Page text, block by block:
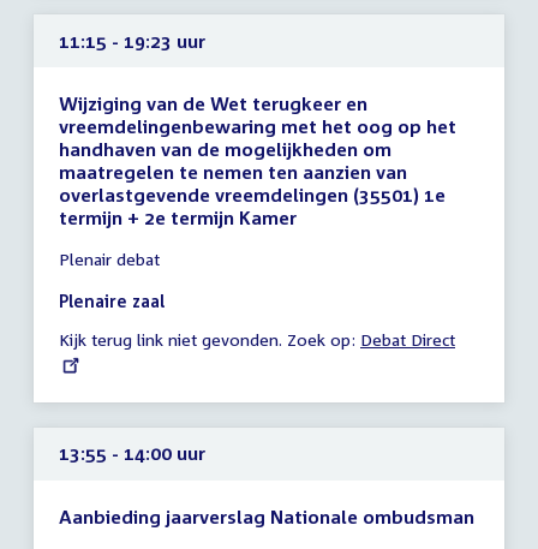
11:15 - 19:23 uur
Wijziging van de Wet terugkeer en
vreemdelingenbewaring met het oog op het
handhaven van de mogelijkheden om
maatregelen te nemen ten aanzien van
overlastgevende vreemdelingen (35501) 1e
termijn + 2e termijn Kamer
vergadering
11:15
19:23
uur
Plenair debat
Plenaire zaal
Kijk terug link niet gevonden. Zoek op: External
Debat Direct
13:55 - 14:00 uur
Aanbieding jaarverslag Nationale ombudsman